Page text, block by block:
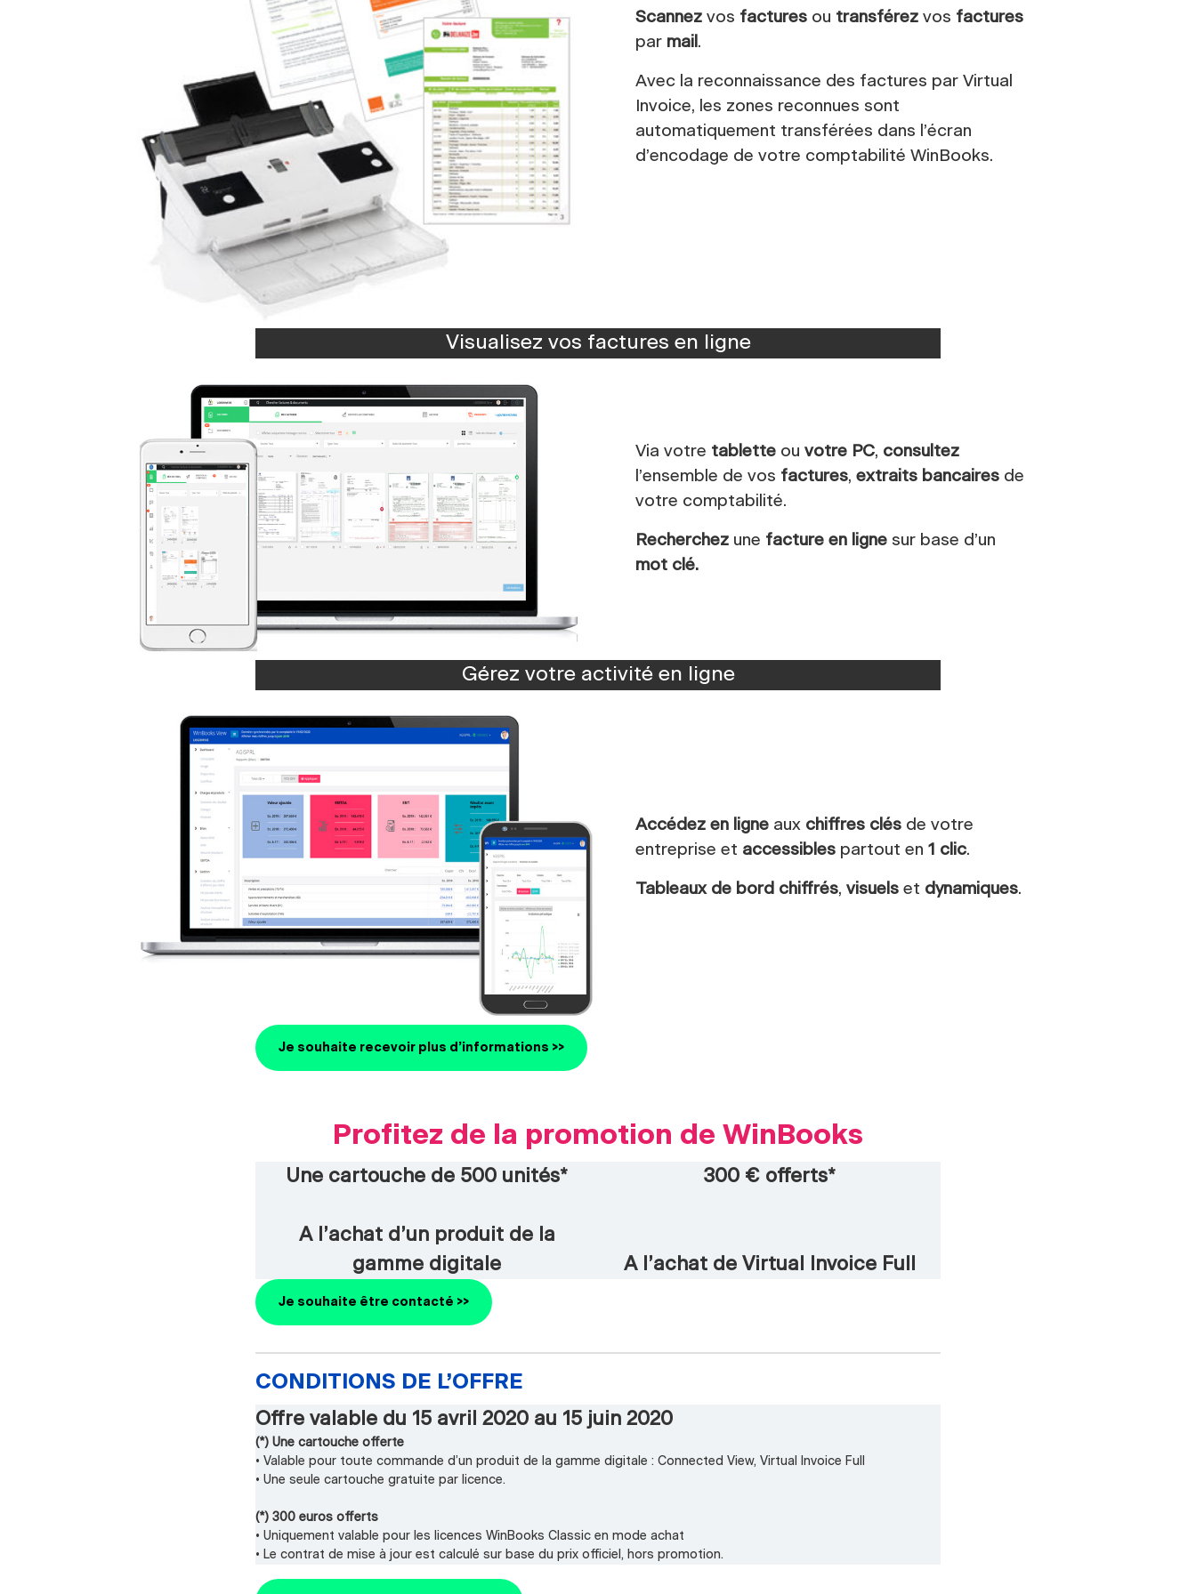
Scannezvos factures ou transférezvos factures
par mail .
Avec la reconnaissance des factures par Virtual
Invoice, les zones reconnues sont
automatiquement transférées dans l’écran
d’encodage de votre comptabilité WinBooks.
Visualisez vos factures en ligne
Via votre tablette ouvotre PC, consultez
l’ensemble de vos factures,extraits bancaires de
votre comptabilité.
Recherchez une facture en ligne sur base d’un
mot clé.
Gérez votre activité en ligne
Accédez en ligne aux chiffres clés de votre
entreprise et accessibles partout en1 clic.
Tableaux de bord chiffrés,visuels et dynamiques.
Je souhaite recevoir plus d’informations >>
Profitez de la promotion de WinBooks
Une cartouche de 500 unités*
A l’achat d’un produit de la
gamme digitale
300 € offerts*
A l’achat de Virtual Invoice Full
Je souhaite être contacté >>
CONDITIONS DE L’OFFRE
Offre valable du 15 avril 2020 au 15 juin 2020
(*) Une cartouche offerte
• Valable pour toute commande d’un produit de la gamme digitale : Connected View, Virtual Invoice Full
• Une seule cartouche gratuite par licence.
(*) 300 euros offerts
• Uniquement valable pour les licences WinBooks Classic en mode achat
• Le contrat de mise à jour est calculé sur base du prix officiel, hors promotion.